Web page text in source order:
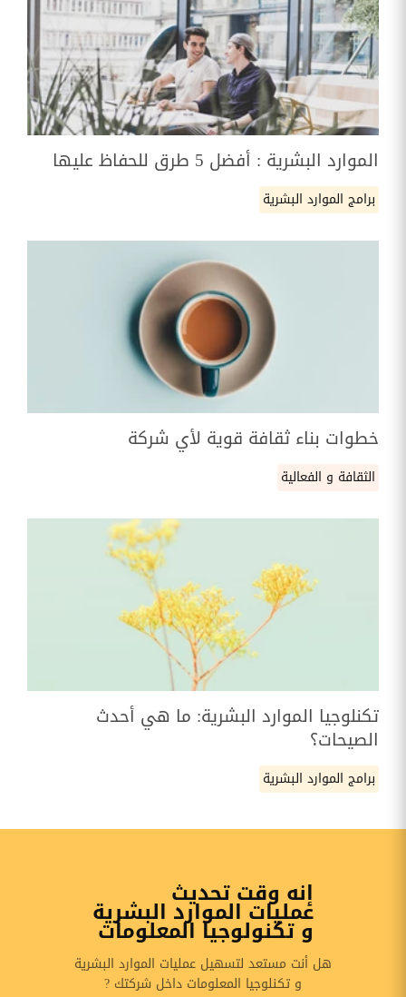
الموارد البشرية : أفضل 5 طرق للحفاظ عليها
برامج الموارد البشرية
خطوات بناء ثقافة قوية لأي شركة
الثقافة و الفعالية
تكنلوجيا الموارد البشرية: ما هي أحدث
الصيحات؟
برامج الموارد البشرية
إنه وقت تحديث
عمليات الموارد البشرية
و تكنولوجيا المعلومات
هل أنت مستعد لتسهيل عمليات الموارد البشرية
و تكنلوجيا المعلومات داخل شركتك ?